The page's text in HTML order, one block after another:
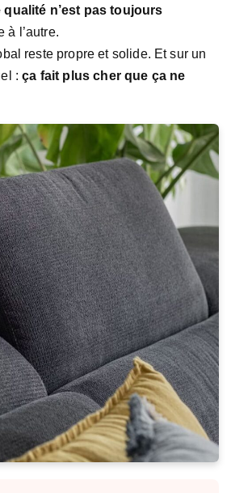
n’est pas toujours
à l’autre.
reste propre et solide. Et sur un
:ça fait plus cher que ça ne